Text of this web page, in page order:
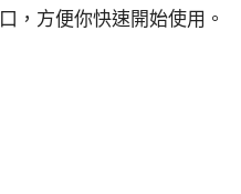
，方便你快速開始使用。